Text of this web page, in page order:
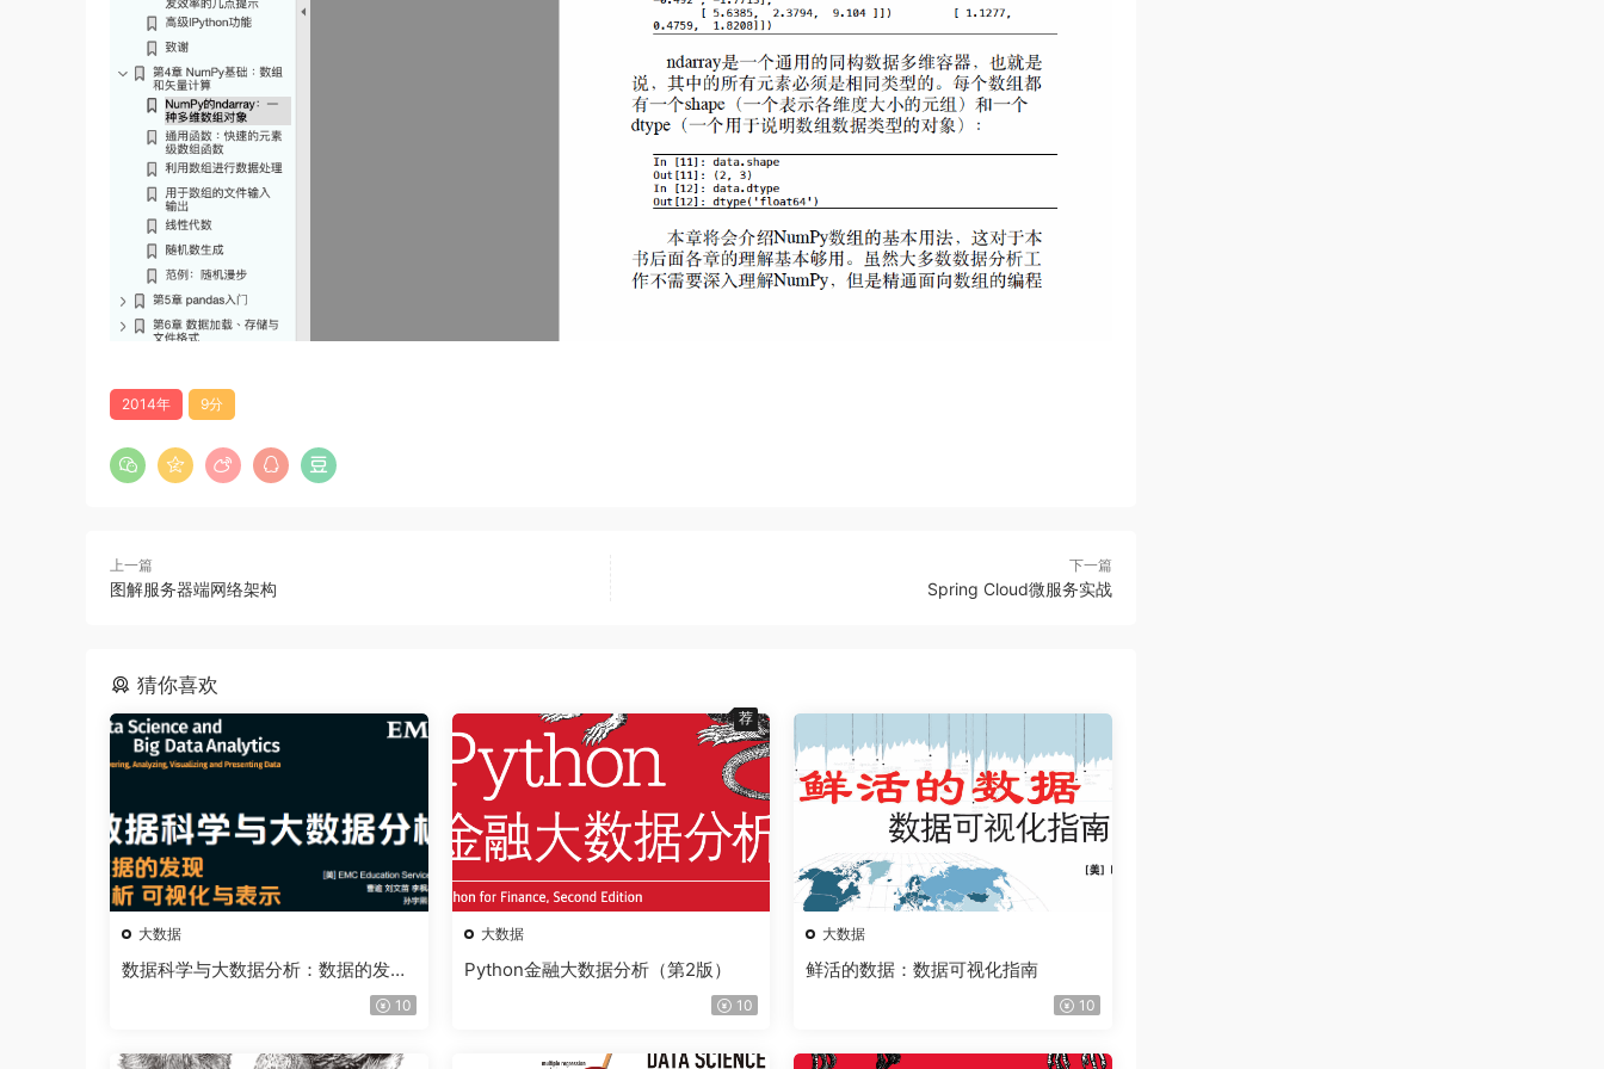
2014年 9分
上一篇
图解服务器端网络架构
下一篇
Spring Cloud微服务实战
猜你喜欢
大数据
数据科学与大数据分析：数据的发现
10
大数据
Python金融大数据分析（第2版）
10
荐
大数据
鲜活的数据：数据可视化指南
10